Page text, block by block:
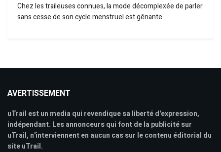
Chez les traileuses connues, la mode décomplexée de parler
sans cesse de son cycle menstruel est gênante
AVERTISSEMENT
uTrail est un media qui revendique sa liberté d'expression,
indépendant. Les annonceurs qui font de la publicité sur
uTrail, n'interviennent en aucun cas sur le contenu éditorial du
site uTrail.